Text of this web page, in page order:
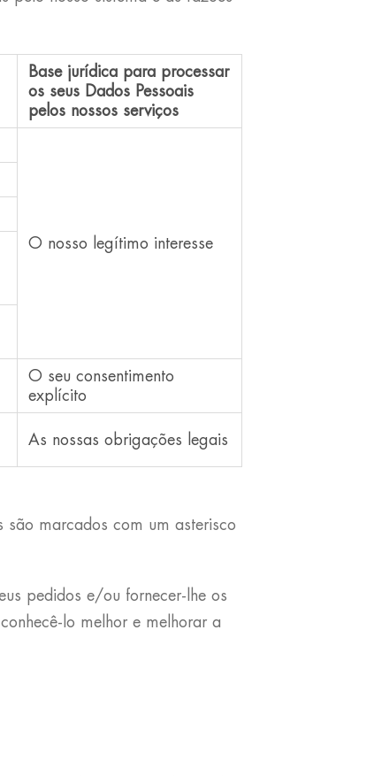
Base jurídica para processar
os seus Dados Pessoais
pelos nossos serviços
O nosso legítimo interesse
O seu consentimento
explícito
As nossas obrigações legais
são marcados com um asterisco
pedidos e/ou fornecer-lhe os
lo melhor e melhorar a